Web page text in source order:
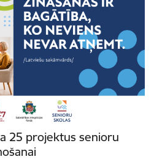
25 projektus senioru